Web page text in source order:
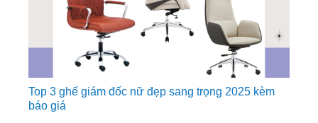
Top 3 ghế giám đốc nữ đẹp sang trọng 2025 kèm
báo giá